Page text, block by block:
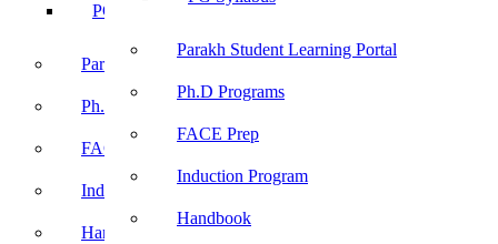
Parakh Student Learning Portal
Ph.D Programs
FACE Prep
Induction Program
Handbook
PG Syllabus
Parakh Student Learning Portal
Ph.D Programs
FACE Prep
Induction Program
Handbook